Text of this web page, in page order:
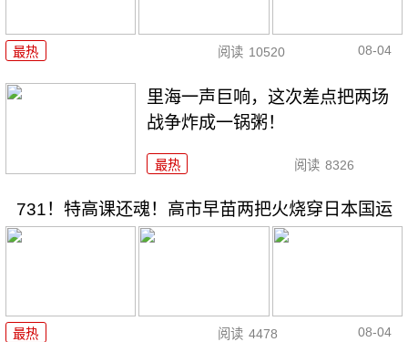
最热 阅读 10520 08-04
里海一声巨响，这次差点把两场
战争炸成一锅粥！
最热 阅读 8326
731！特高课还魂！高市早苗两把火烧穿日本国运
最热 阅读 4478 08-04